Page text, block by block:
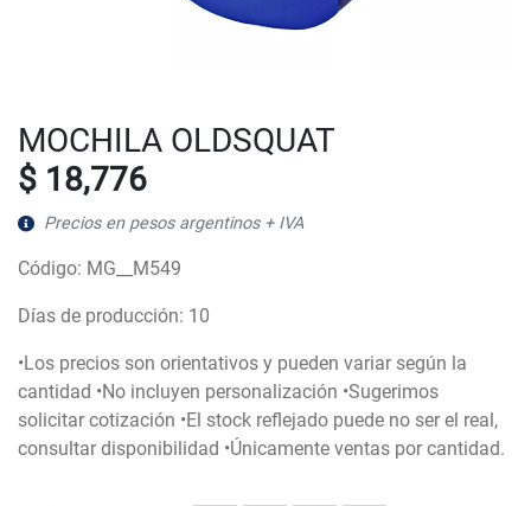
MOCHILA OLDSQUAT
$ 18,776
Precios en pesos argentinos + IVA
Código: MG__M549
Días de producción: 10
•Los precios son orientativos y pueden variar según la
cantidad •No incluyen personalización •Sugerimos
solicitar cotización •El stock reflejado puede no ser el real,
consultar disponibilidad •Únicamente ventas por cantidad.